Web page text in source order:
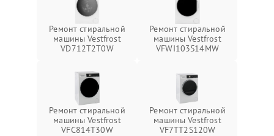
Ремонт стиральной
машины Vestfrost
VD712T2T0W
Ремонт стиральной
машины Vestfrost
VFWI103S14MW
Ремонт стиральной
машины Vestfrost
VFC814T30W
Ремонт стиральной
машины Vestfrost
VF7TT2S120W